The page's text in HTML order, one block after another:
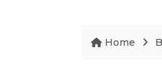
Home